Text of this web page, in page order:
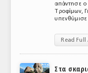
απάντησε ο
Τροφίμων,
υπενθύμισε
Read Full
Στα